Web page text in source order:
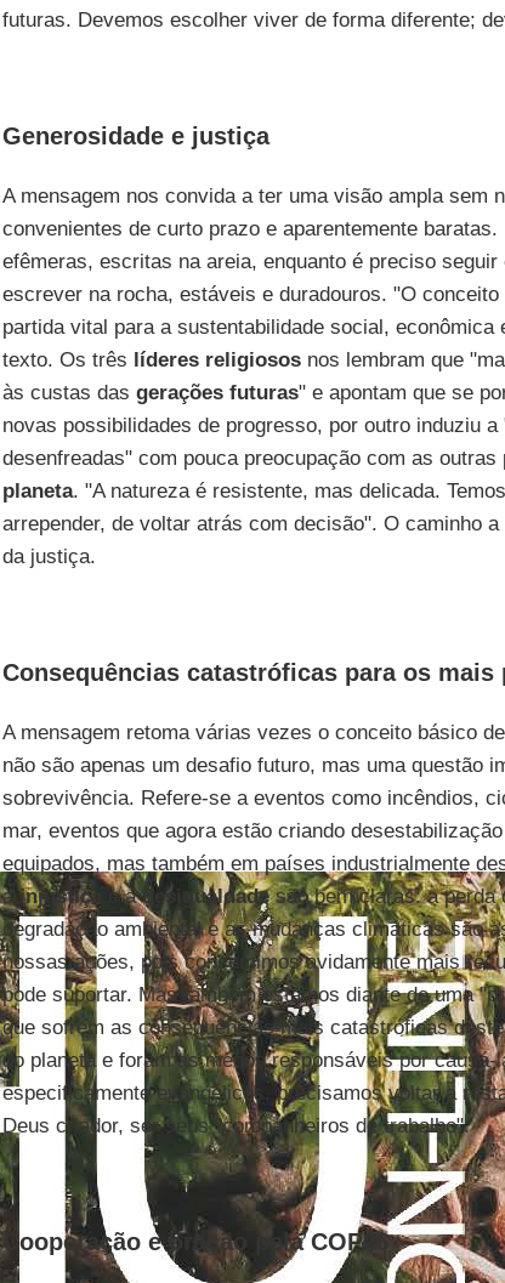
futuras. Devemos escolher viver de forma diferente;
Generosidade e justiça
A mensagem nos convida a ter uma visão ampla sem
convenientes de curto prazo e aparentemente
efêmeras, escritas na areia, enquanto é preciso
escrever na rocha, estáveis e duradouros. "O
partida vital para a sustentabilidade social, econômica
texto. Os três líderes religiososnos lembram que
às custas das gerações futuras" e apontam que se
novas possibilidades de progresso, por outro induziu
desenfreadas" com pouca preocupação com as outras
planeta. "A natureza é resistente, mas delicada.
arrepender, de voltar atrás com decisão". O caminho
da justiça.
Consequências catastróficas para os mais
A mensagem retoma várias vezes o conceito básico
não são apenas um desafio futuro, mas uma questão
sobrevivência. Refere-se a eventos como incêndios,
mar, eventos que agora estão criando
equipados, mas também em países industrialmente
ainjustiça e adesigualdadesão bem claras: a perda
degradação ambiental e as mudanças climáticas são
nossas ações, pois consumimos avidamente mais
pode suportar. Mas também estamos diante de uma
que sofrem as consequências mais catastróficas
do planeta e foram as menos responsáveis por
especificamente evangélicos, precisamos voltar a
Deus criador, ser seus "companheiros de trabalho".
Cooperação e oração pela COP26